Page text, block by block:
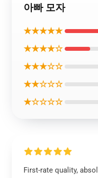
아빠 모자
★★★★★
★★★★☆
★★★☆☆
★★☆☆☆
★☆☆☆☆
First-rate quality,